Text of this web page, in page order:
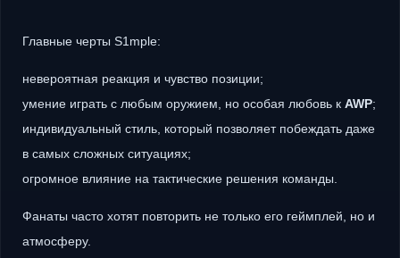
Главные черты S1mple:
невероятная реакция и чувство позиции;
умение играть с любым оружием, но особая любовь к AWP;
индивидуальный стиль, который позволяет побеждать даже
в самых сложных ситуациях;
огромное влияние на тактические решения команды.
Фанаты часто хотят повторить не только его геймплей, но и
атмосферу.